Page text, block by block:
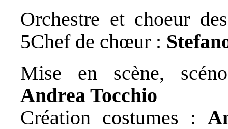
Orchestre et choeur
5Chef de chœur :
Mise en scène,
Andrea Tocchio
Création costumes :